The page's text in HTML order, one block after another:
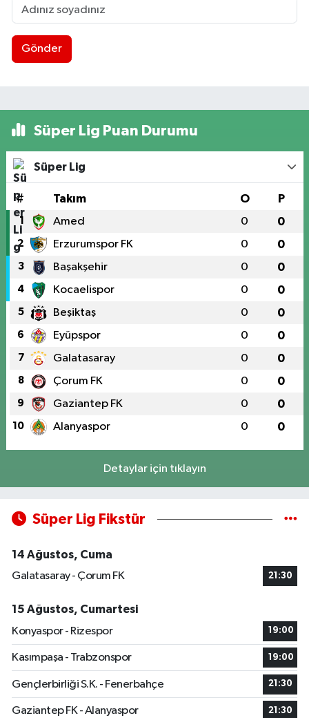
Gönder
Süper Lig Puan Durumu
Süper Lig
# Takım O P
1 Amed 0 0
2 Erzurumspor FK 0 0
3 Başakşehir 0 0
4 Kocaelispor 0 0
5 Beşiktaş 0 0
6 Eyüpspor 0 0
7 Galatasaray 0 0
8 Çorum FK 0 0
9 Gaziantep FK 0 0
10 Alanyaspor 0 0
Detaylar için tıklayın
Süper Lig Fikstür
14 Ağustos, Cuma
Galatasaray - Çorum FK
21:30
15 Ağustos, Cumartesi
Konyaspor - Rizespor
19:00
Kasımpaşa - Trabzonspor 19:00
Gençlerbirliği S.K. - Fenerbahçe 21:30
Gaziantep FK - Alanyaspor 21:30